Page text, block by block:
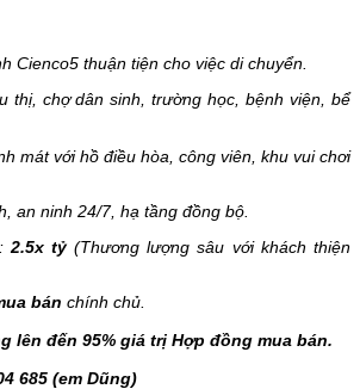
Cienco5 thuận tiện cho việc di chuyển.
thị, chợ dân sinh, trường học, bệnh viện, bể
mát với hồ điều hòa, công viên, khu vui chơi
an ninh 24/7, hạ tầng đồng bộ.
2.5x tỷ(Thương lượng sâu với khách thiện
bán chính chủ.
lên đến 95% giá trị Hợp đồng mua bán.
685 (em Dũng)